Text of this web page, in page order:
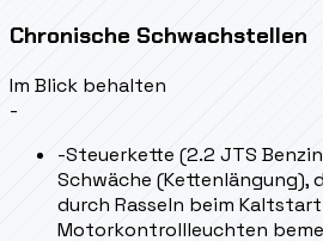
Chronische Schwachstellen
Im Blick behalten
-
-Steuerkette (2.2 JTS
Schwäche (Kettenlängung),
durch Rasseln beim
Motorkontrollleuchten